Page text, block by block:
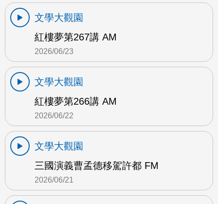
文學大觀園
紅樓夢第267講 AM
2026/06/23
文學大觀園
紅樓夢第266講 AM
2026/06/22
文學大觀園
三國演義曹孟德移駕許都 FM
2026/06/21